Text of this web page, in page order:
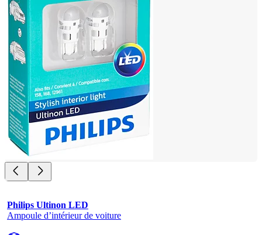
Philips Ultinon LED
Ampoule d’intérieur de voiture